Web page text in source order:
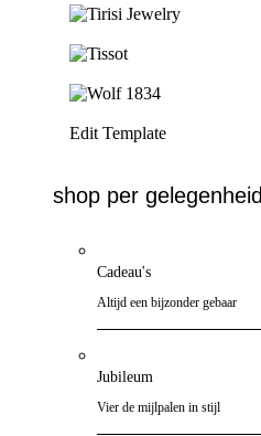
Edit Template
shop per gelegenheid
Cadeau's
Altijd een bijzonder gebaar
Jubileum
Vier de mijlpalen in stijl